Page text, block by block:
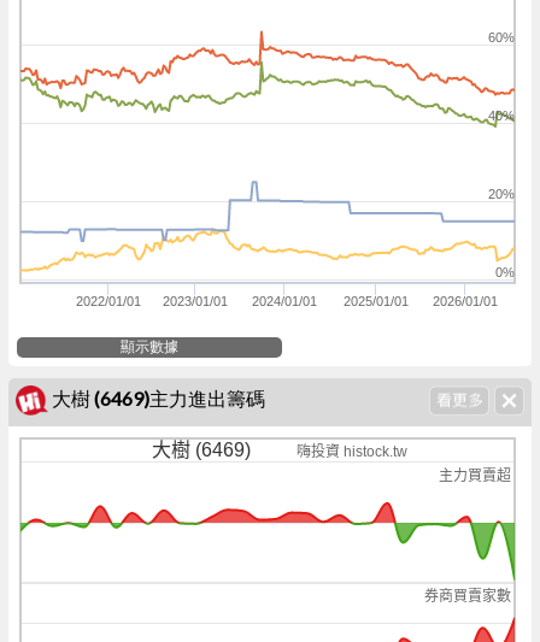
2022/01/01 2023/01/01 2024/01/01 2025/01/01 2026/01/01
0%
20%
40%
60%
顯示數據
大樹 (6469)主力進出籌碼
主力買賣超
券商買賣家數
大樹 (6469) 嗨投資 histock.tw